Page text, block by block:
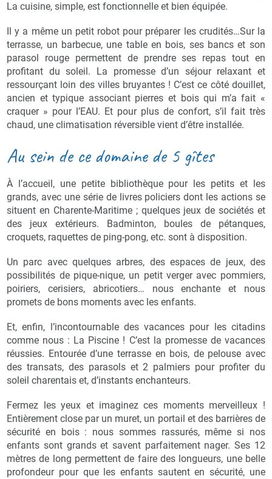
La cuisine, simple, est fonctionnelle et bien équipée.
Il y a même un petit robot pour préparer les crudités…Sur la
terrasse, un barbecue, une table en bois, ses bancs et son
parasol rouge permettent de prendre ses repas tout en
profitant du soleil. La promesse d’un séjour relaxant et
ressourçant loin des villes bruyantes ! C’est ce côté douillet,
ancien et typique associant pierres et bois qui m’a fait «
craquer » pour l’EAU. Et pour plus de confort, s’il fait très
chaud, une climatisation réversible vient d’être installée.
Au sein de ce domaine de 5 gîtes
À l’accueil, une petite bibliothèque pour les petits et les
grands, avec une série de livres policiers dont les actions se
situent en Charente-Maritime ; quelques jeux de sociétés et
des jeux extérieurs. Badminton, boules de pétanques,
croquets, raquettes de ping-pong, etc. sont à disposition.
Un parc avec quelques arbres, des espaces de jeux, des
possibilités de pique-nique, un petit verger avec pommiers,
poiriers, cerisiers, abricotiers… nous enchante et nous
promets de bons moments avec les enfants.
Et, enfin, l’incontournable des vacances pour les citadins
comme nous : La Piscine ! C’est la promesse de vacances
réussies. Entourée d’une terrasse en bois, de pelouse avec
des transats, des parasols et 2 palmiers pour profiter du
soleil charentais et, d’instants enchanteurs.
Fermez les yeux et imaginez ces moments merveilleux !
Entièrement close par un muret, un portail et des barrières de
sécurité en bois : nous sommes rassurés, même si nos
enfants sont grands et savent parfaitement nager. Ses 12
mètres de long permettent de faire des longueurs, une belle
profondeur pour que les enfants sautent en sécurité, une